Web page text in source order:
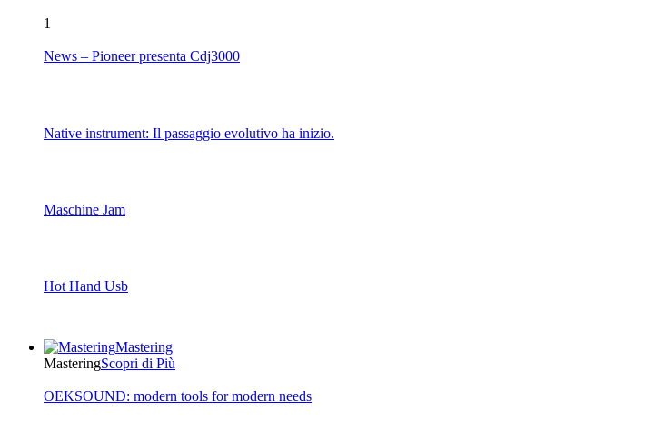
1
News – Pioneer presenta Cdj3000
Native instrument: Il passaggio evolutivo ha inizio.
Maschine Jam
Hot Hand Usb
Mastering
MasteringScopri di Più
OEKSOUND: modern tools for modern needs